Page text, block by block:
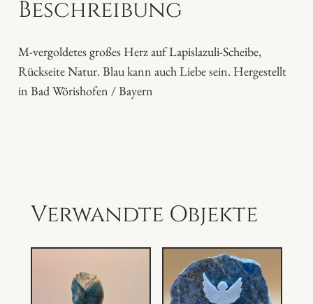
M
n
g
Beschreibung
M-vergoldetes großes Herz auf Lapislazuli-Scheibe,
Rückseite Natur. Blau kann auch Liebe sein. Hergestellt
in Bad Wörishofen / Bayern
Verwandte Objekte